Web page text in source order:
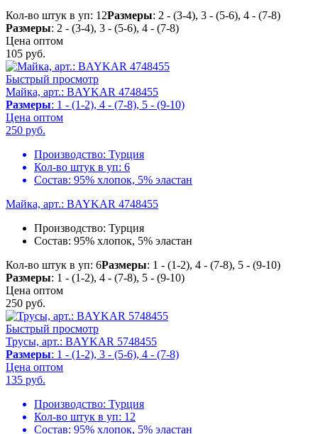
Кол-во штук в уп: 12Размеры: 2 - (3-4), 3 - (5-6), 4 - (7-8)
Размеры: 2 - (3-4), 3 - (5-6), 4 - (7-8)
Цена оптом
105 руб.
Быстрый просмотр
Майка, арт.: BAYKAR 4748455
Размеры: 1 - (1-2), 4 - (7-8), 5 - (9-10)
Цена оптом
250 руб.
Производство: Турция
Кол-во штук в уп: 6
Состав: 95% хлопок, 5% эластан
Майка, арт.: BAYKAR 4748455
Производство: Турция
Состав: 95% хлопок, 5% эластан
Кол-во штук в уп: 6Размеры: 1 - (1-2), 4 - (7-8), 5 - (9-10)
Размеры: 1 - (1-2), 4 - (7-8), 5 - (9-10)
Цена оптом
250 руб.
Быстрый просмотр
Трусы, арт.: BAYKAR 5748455
Размеры: 1 - (1-2), 3 - (5-6), 4 - (7-8)
Цена оптом
135 руб.
Производство: Турция
Кол-во штук в уп: 12
Состав: 95% хлопок, 5% эластан